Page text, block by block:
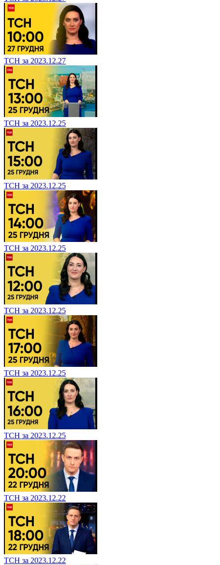
ТСН за 2023.12.27
ТСН за 2023.12.25
ТСН за 2023.12.25
ТСН за 2023.12.25
ТСН за 2023.12.25
ТСН за 2023.12.25
ТСН за 2023.12.25
ТСН за 2023.12.22
ТСН за 2023.12.22